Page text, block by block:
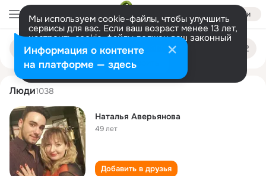
Войти
Мы используем cookie-файлы, чтобы улучшить
сервисы для вас. Если ваш возраст менее 13 лет,
настроить cookie-файлы должен ваш законный
представитель. Больше информации
Разрешить все Настроить
Поиск
людям
natalya averyanova
Люди1038
Наталья Аверьянова
49 лет
Добавить в друзья
Информация о контенте
на платформе — здесь